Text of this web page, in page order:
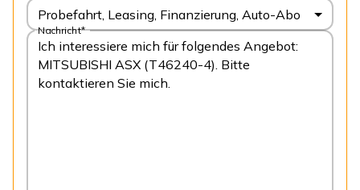
Probefahrt, Leasing, Finanzierung, Auto-Abo
Nachricht*